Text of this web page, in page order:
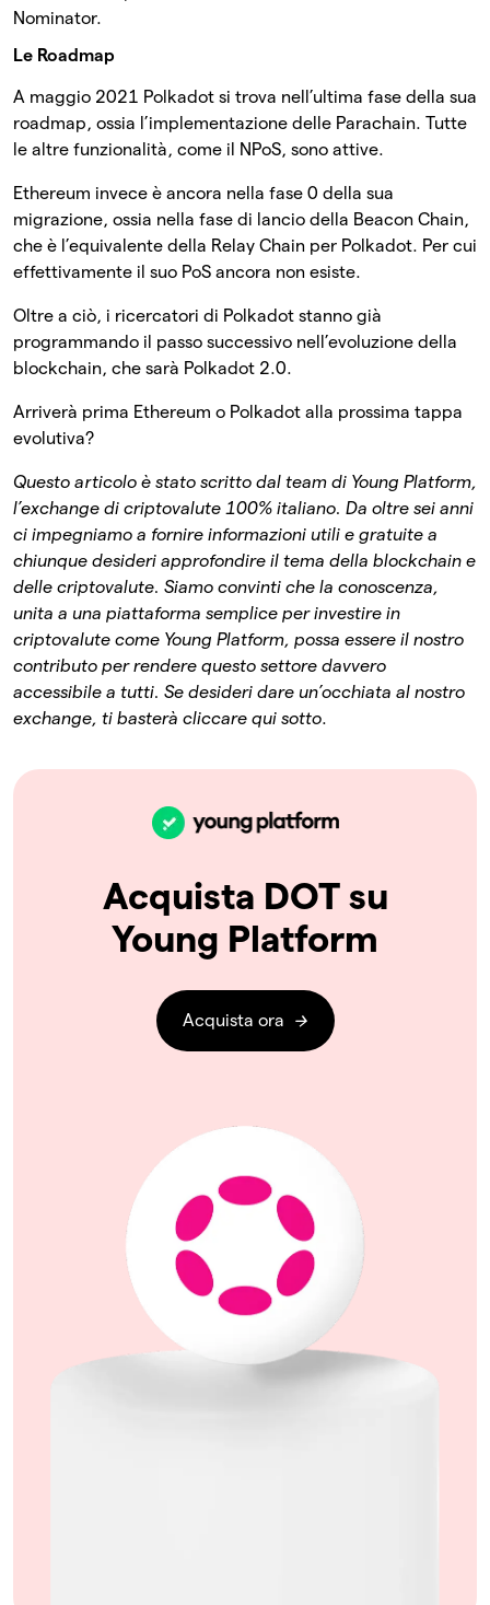
Nominator.
Le Roadmap
A maggio 2021 Polkadot si trova nell’ultima fase della sua
roadmap, ossia l’implementazione delle Parachain. Tutte
le altre funzionalità, come il NPoS, sono attive.
Ethereum invece è ancora nella fase 0 della sua
migrazione, ossia nella fase di lancio della Beacon Chain,
che è l’equivalente della Relay Chain per Polkadot. Per cui
effettivamente il suo PoS ancora non esiste.
Oltre a ciò, i ricercatori di Polkadot stanno già
programmando il passo successivo nell’evoluzione della
blockchain, che sarà Polkadot 2.0.
Arriverà prima Ethereum o Polkadot alla prossima tappa
evolutiva?
Questo articolo è stato scritto dal team di Young Platform,
l’exchange di criptovalute 100% italiano. Da oltre sei anni
ci impegniamo a fornire informazioni utili e gratuite a
chiunque desideri approfondire il tema della blockchain e
delle criptovalute. Siamo convinti che la conoscenza,
unita a una piattaforma semplice per investire in
criptovalute come Young Platform, possa essere il nostro
contributo per rendere questo settore davvero
accessibile a tutti. Se desideri dare un’occhiata al nostro
exchange, ti basterà cliccare qui sotto.
Acquista DOT su
Young Platform
Acquista ora